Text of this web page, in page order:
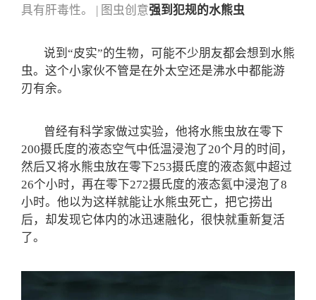
具有肝毒性。 | 图虫创意强到犯规的水熊虫
说到“皮实”的生物，可能不少朋友都会想到水熊
虫。这个小家伙不管是在外太空还是沸水中都能游
刃有余。
曾经有科学家做过实验，他将水熊虫放在零下
200摄氏度的液态空气中低温浸泡了20个月的时间，
然后又将水熊虫放在零下253摄氏度的液态氮中超过
26个小时，再在零下272摄氏度的液态氦中浸泡了8
小时。他以为这样就能让水熊虫死亡，把它捞出
后，却发现它体内的冰迅速融化，很快就重新复活
了。